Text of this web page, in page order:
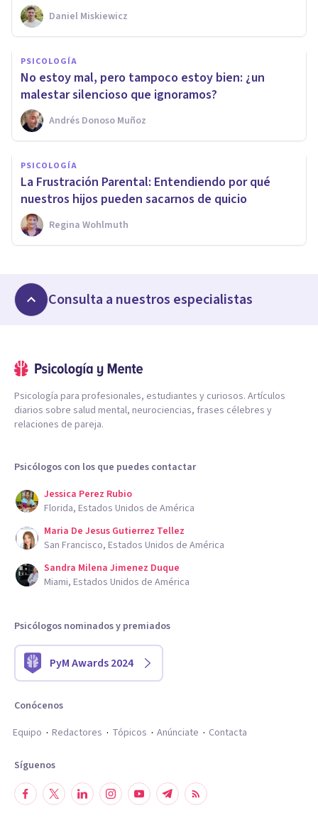
Daniel Miskiewicz
PSICOLOGÍA
No estoy mal, pero tampoco estoy bien: ¿un
malestar silencioso que ignoramos?
Andrés Donoso Muñoz
PSICOLOGÍA
La Frustración Parental: Entendiendo por qué
nuestros hijos pueden sacarnos de quicio
Regina Wohlmuth
Consulta a nuestros especialistas
Psicología para profesionales, estudiantes y curiosos. Artículos
diarios sobre salud mental, neurociencias, frases célebres y
relaciones de pareja.
Psicólogos con los que puedes contactar
Jessica Perez Rubio
Florida, Estados Unidos de América
Maria De Jesus Gutierrez Tellez
San Francisco, Estados Unidos de América
Sandra Milena Jimenez Duque
Miami, Estados Unidos de América
Psicólogos nominados y premiados
PyM Awards 2024
Conócenos
Equipo
Redactores Tópicos Anúnciate Contacta
Síguenos